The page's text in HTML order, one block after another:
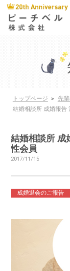
トップページ > 先
結婚相談所 成婚報告
結婚相談所 成
性会員
2017/11/15
成婚退会のご報告